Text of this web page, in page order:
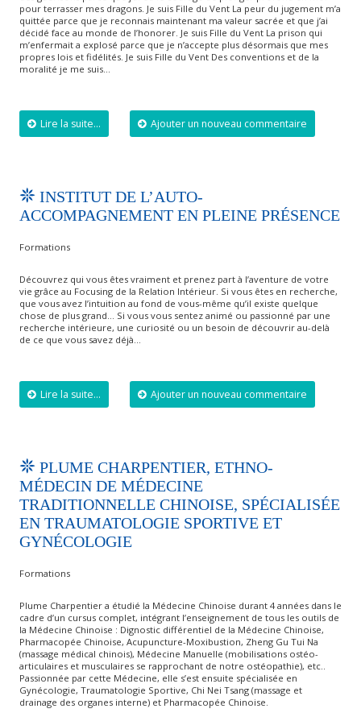
pour terrasser mes dragons. Je suis Fille du Vent​ La peur du jugement m’a
quittée parce que je reconnais maintenant ma valeur sacrée et que j’ai
décidé face au monde de l’honorer. Je suis Fille du Vent​ La prison qui
m’enfermait a explosé parce que je n’accepte plus désormais que mes
propres lois et fidélités. Je suis Fille du Vent​ Des conventions et de la
moralité je me suis…
Lire la suite... Ajouter un nouveau commentaire
INSTITUT DE L’AUTO-
ACCOMPAGNEMENT EN PLEINE PRÉSENCE
Formations
Découvrez qui vous êtes vraiment et prenez part à l’aventure de votre
vie grâce au Focusing de la Relation Intérieur. Si vous êtes en recherche,
que vous avez l’intuition au fond de vous-même qu’il existe quelque
chose de plus grand… Si vous vous sentez animé ou passionné par une
recherche intérieure, une curiosité ou un besoin de découvrir au-delà
de ce que vous savez déjà…
Lire la suite... Ajouter un nouveau commentaire
PLUME CHARPENTIER, ETHNO-
MÉDECIN DE MÉDECINE
TRADITIONNELLE CHINOISE, SPÉCIALISÉE
EN TRAUMATOLOGIE SPORTIVE ET
GYNÉCOLOGIE
Formations
Plume Charpentier a étudié la Médecine Chinoise durant 4 années dans le
cadre d’un cursus complet, intégrant l’enseignement de tous les outils de
la Médecine Chinoise : Dignostic différentiel de la Médecine Chinoise,
Pharmacopée Chinoise, Acupuncture-Moxibustion, Zheng Gu Tui Na
(massage médical chinois), Médecine Manuelle (mobilisations ostéo-
articulaires et musculaires se rapprochant de notre ostéopathie), etc..
Passionnée par cette Médecine, elle s’est ensuite spécialisée en
Gynécologie, Traumatologie Sportive, Chi Nei Tsang (massage et
drainage des organes interne) et Pharmacopée Chinoise.